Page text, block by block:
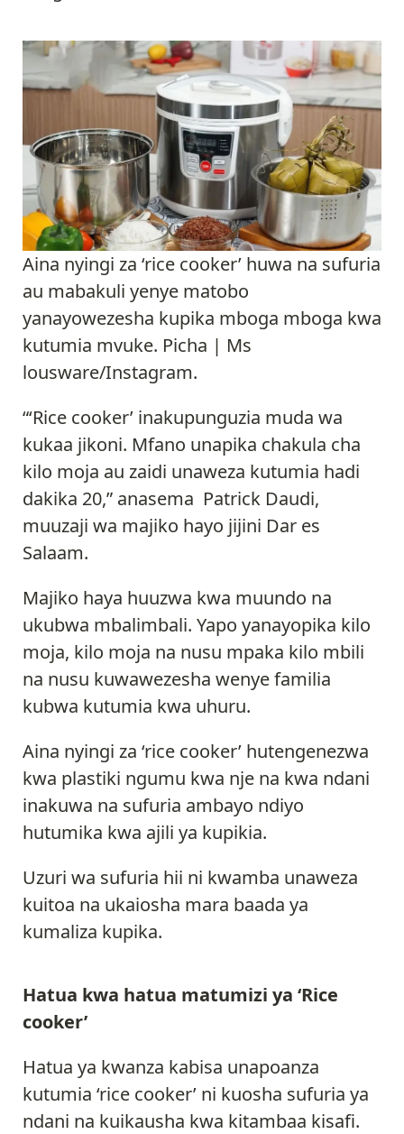
Aina nyingi za ‘rice cooker’ huwa na sufuria
au mabakuli yenye matobo
yanayowezesha kupika mboga mboga kwa
kutumia mvuke. Picha | Ms
lousware/Instagram.
“‘Rice cooker’ inakupunguzia muda wa
kukaa jikoni. Mfano unapika chakula cha
kilo moja au zaidi unaweza kutumia hadi
dakika 20,” anasema Patrick Daudi,
muuzaji wa majiko hayo jijini Dar es
Salaam.
Majiko haya huuzwa kwa muundo na
ukubwa mbalimbali. Yapo yanayopika kilo
moja, kilo moja na nusu mpaka kilo mbili
na nusu kuwawezesha wenye familia
kubwa kutumia kwa uhuru.
Aina nyingi za ‘rice cooker’ hutengenezwa
kwa plastiki ngumu kwa nje na kwa ndani
inakuwa na sufuria ambayo ndiyo
hutumika kwa ajili ya kupikia.
Uzuri wa sufuria hii ni kwamba unaweza
kuitoa na ukaiosha mara baada ya
kumaliza kupika.
Hatua kwa hatua matumizi ya ‘Rice
cooker’
Hatua ya kwanza kabisa unapoanza
kutumia ‘rice cooker’ ni kuosha sufuria ya
ndani na kuikausha kwa kitambaa kisafi.